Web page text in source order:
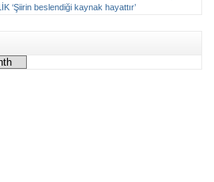
‘Şiirin beslendiği kaynak hayattır’